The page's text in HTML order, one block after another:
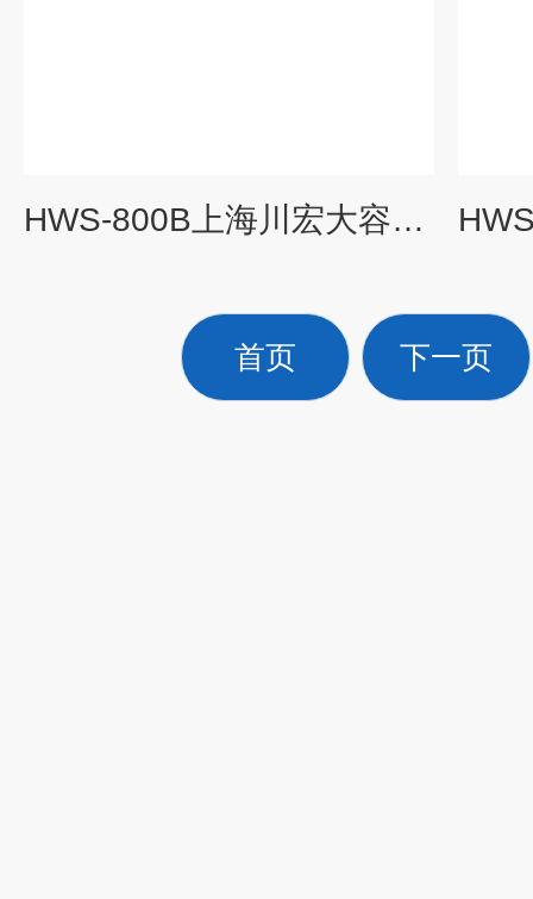
HWS-800B上海川宏大容量恒温恒湿培养箱
首页 下一页